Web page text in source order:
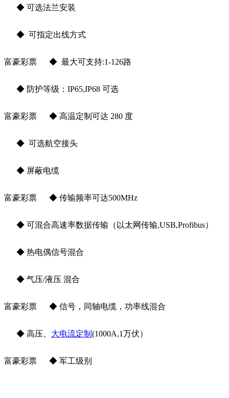
◆ 可选法兰安装
◆ 可指定出线方式
富豪彩票 ◆ 最大可支持:1-126路
◆ 防护等级：IP65,IP68 可选
富豪彩票 ◆ 高温定制可达 280 度
◆ 可选航空接头
◆ 屏蔽电缆
富豪彩票 ◆ 传输频率可达500MHz
◆ 可混合高速率数据传输（以太网传输,USB,Profibus）
◆ 热电偶信号混合
◆ 气压/液压 混合
富豪彩票 ◆ 信号，同轴电缆，功率线混合
◆ 高压、 大电流定制 (1000A,1万伏）
富豪彩票 ◆ 军工级别